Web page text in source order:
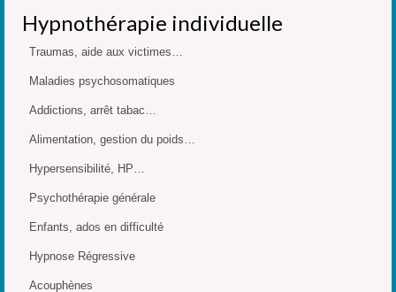
Hypnothérapie individuelle
Traumas, aide aux victimes…
Maladies psychosomatiques
Addictions, arrêt tabac…
Alimentation, gestion du poids…
Hypersensibilité, HP…
Psychothérapie générale
Enfants, ados en difficulté
Hypnose Régressive
Acouphènes